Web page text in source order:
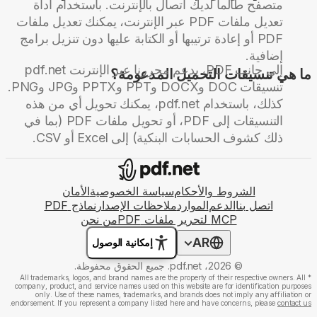
متصفح طالما لديك اتصال بالإنترنت. باستخدام أداة
تعديل ملفات PDF عبر الإنترنت، يمكنك تعديل ملفات
PDF أو إعادة ترتيبها أو الكتابة عليها دون تنزيل برامج
إضافية.
ما هي تنسيقات التحميل المدعومة؟
إلى جانب PDF، يدعم محررنا عبر الإنترنت pdf.net
تنسيقات DOC وDOCX وPPT وPPTX وJPG وPNG.
كذلك، باستخدام pdf.net، يمكنك تحويل أي من هذه
التنسيقات إلى PDF، أو تحويل ملفات PDF (بما في
ذلك كشوف الحسابات البنكية) إلى Excel أو CSV.
الشروط والأحكامسياسة الخصوصيةالأمان
اتصل بناالدعمالمواردملاحظات الإصدار نماذج PDF
MCP لتحرير ملفات PDF
من نحن
AR
إمكانية الوصول
© 2026، pdf.net. جميع الحقوق محفوظة.
*
All trademarks, logos, and brand names are the property of their respective owners. All
company, product, and service names used on this website are for identification purposes
only. Use of these names, trademarks, and brands does not imply any affiliation or
endorsement. If you represent a company listed here and have concerns, please contact us